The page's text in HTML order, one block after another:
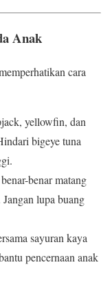
Anak
cara
yellowfin, dan
bigeye tuna
benar matang
lupa buang
sayuran kaya
pencernaan anak